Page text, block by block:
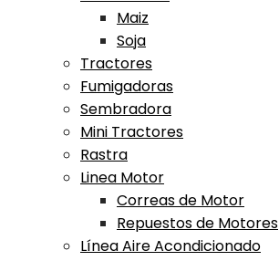
Maiz
Soja
Tractores
Fumigadoras
Sembradora
Mini Tractores
Rastra
Linea Motor
Correas de Motor
Repuestos de Motores
Línea Aire Acondicionado